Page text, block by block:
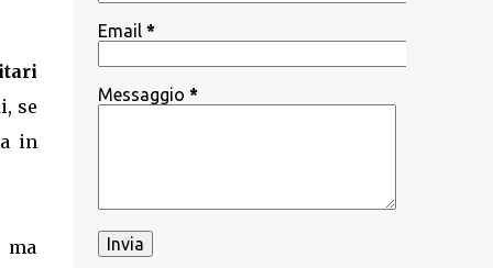
se
in
ma
Email *
Messaggio *